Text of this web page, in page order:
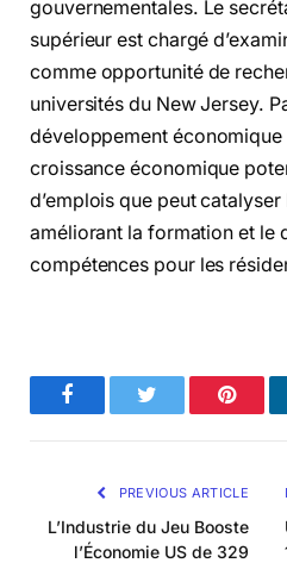
gouvernementales. Le
supérieur est chargé
comme opportunité de
universités du New Jersey.
développement économique
croissance économique
d’emplois que peut catalyser
améliorant la formation et le
compétences pour les
FacebookTwitter
PREVIOUS ARTICLE
L’Industrie du Jeu Booste
l’Économie US de 329